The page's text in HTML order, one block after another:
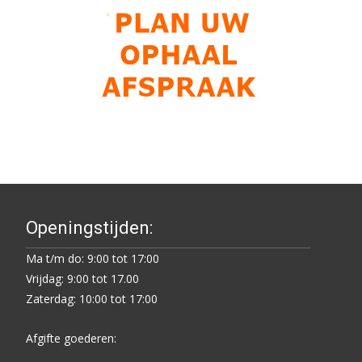
Openingstijden:
Ma t/m do: 9:00 tot 17:00
Vrijdag: 9:00 tot 17.00
Zaterdag: 10:00 tot 17:00
Afgifte goederen: